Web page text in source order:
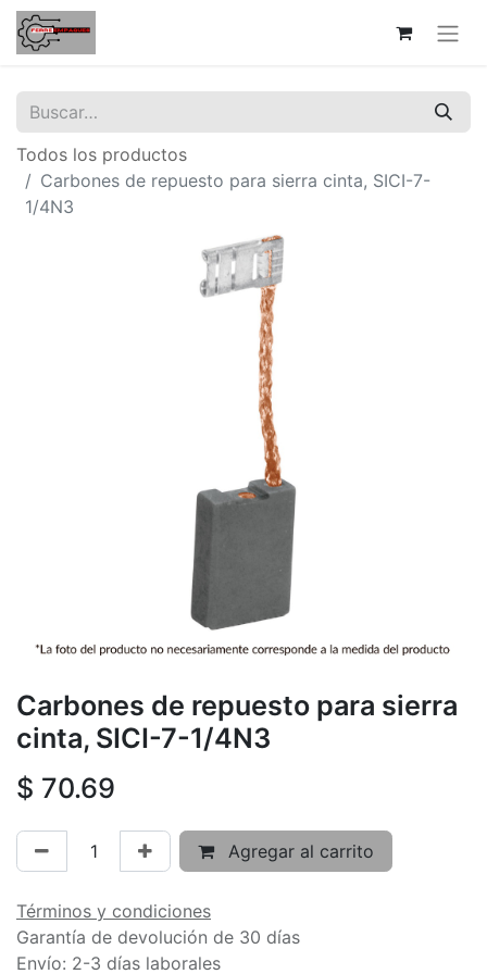
Todos los productos
Carbones de repuesto para sierra cinta, SICI-7-
1/4N3
Carbones de repuesto para sierra
cinta, SICI-7-1/4N3
$ 70.69
Agregar al carrito
Términos y condiciones
Garantía de devolución de 30 días
Envío: 2-3 días laborales